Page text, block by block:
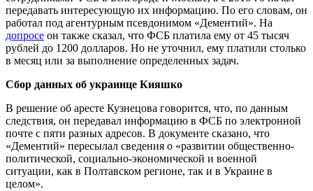
передавать интересующую их информацию. По его словам, он
работал под агентурным псевдонимом «Дементий». На
допросе он также сказал, что ФСБ платила ему от 45 тысяч
рублей до 1200 долларов. Но не уточнил, ему платили столько
в месяц или за выполнение определенных задач.
Сбор данных об украинце Кияшко
В решение об аресте Кузнецова говорится, что, по данным
следствия, он передавал информацию в ФСБ по электронной
почте с пяти разных адресов. В документе сказано, что
«Дементий» пересылал сведения о «развитии общественно-
политической, социально-экономической и военной
ситуации, как в Полтавском регионе, так и в Украине в
целом».